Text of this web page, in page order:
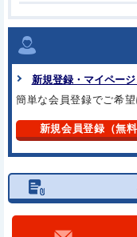
新規登録・マイページ
簡単な会員登録でご希望
新規会員登録（無料